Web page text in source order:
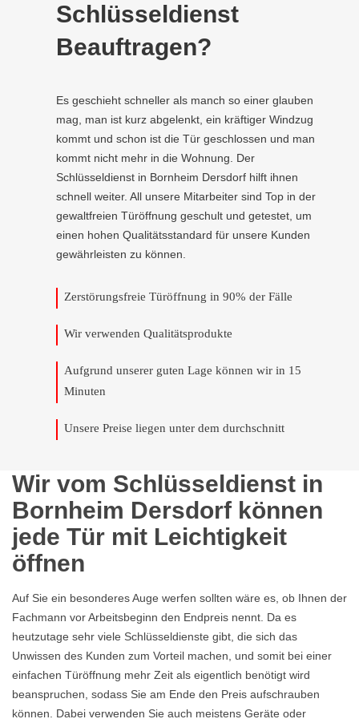
Schlüsseldienst
Beauftragen?
Es geschieht schneller als manch so einer glauben
mag, man ist kurz abgelenkt, ein kräftiger Windzug
kommt und schon ist die Tür geschlossen und man
kommt nicht mehr in die Wohnung. Der
Schlüsseldienst in Bornheim Dersdorf hilft ihnen
schnell weiter. All unsere Mitarbeiter sind Top in der
gewaltfreien Türöffnung geschult und getestet, um
einen hohen Qualitätsstandard für unsere Kunden
gewährleisten zu können.
Zerstörungsfreie Türöffnung in 90% der Fälle
Wir verwenden Qualitätsprodukte
Aufgrund unserer guten Lage können wir in 15
Minuten
Unsere Preise liegen unter dem durchschnitt
Wir vom Schlüsseldienst in
Bornheim Dersdorf können
jede Tür mit Leichtigkeit
öffnen
Auf Sie ein besonderes Auge werfen sollten wäre es, ob Ihnen der
Fachmann vor Arbeitsbeginn den Endpreis nennt. Da es
heutzutage sehr viele Schlüsseldienste gibt, die sich das
Unwissen des Kunden zum Vorteil machen, und somit bei einer
einfachen Türöffnung mehr Zeit als eigentlich benötigt wird
beanspruchen, sodass Sie am Ende den Preis aufschrauben
können. Dabei verwenden Sie auch meistens Geräte oder